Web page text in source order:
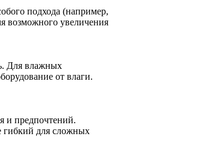
подхода (например,
возможного увеличения
Для влажных
от влаги.
и предпочтений.
гибкий для сложных